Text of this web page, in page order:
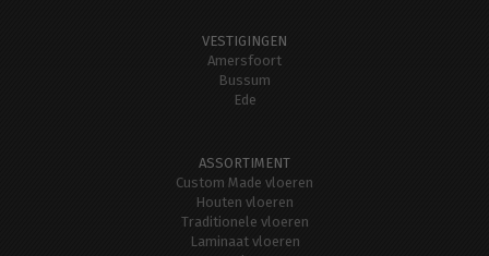
VESTIGINGEN
Amersfoort
Bussum
Ede
ASSORTIMENT
Custom Made vloeren
Houten vloeren
Traditionele vloeren
Laminaat vloeren